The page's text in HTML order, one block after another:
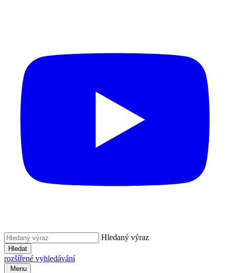
Hledaný výraz
Hledat
rozšířené vyhledávání
Menu